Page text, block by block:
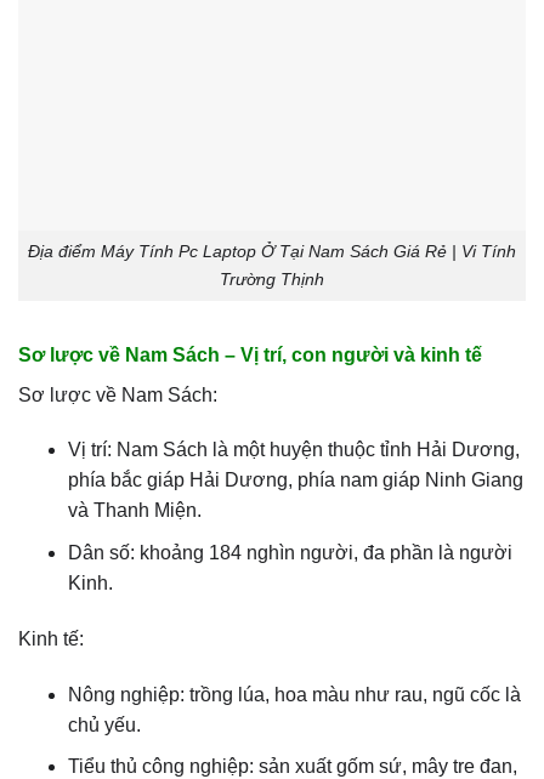
Địa điểm Máy Tính Pc Laptop Ở Tại Nam Sách Giá Rẻ | Vi Tính
Trường Thịnh
Sơ lược về Nam Sách – Vị trí, con người và kinh tế
Sơ lược về Nam Sách:
Vị trí: Nam Sách là một huyện thuộc tỉnh Hải Dương,
phía bắc giáp Hải Dương, phía nam giáp Ninh Giang
và Thanh Miện.
Dân số: khoảng 184 nghìn người, đa phần là người
Kinh.
Kinh tế:
Nông nghiệp: trồng lúa, hoa màu như rau, ngũ cốc là
chủ yếu.
Tiểu thủ công nghiệp: sản xuất gốm sứ, mây tre đan,